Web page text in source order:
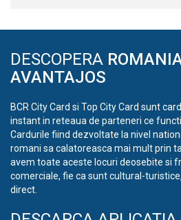
DESCOPERA
AVANTAJOS
BCR City Card si Top City Card sunt
instant in reteaua de parteneri ce
Cardurile fiind dezvoltate la nivel
romani sa calatoreasca mai mult prin
avem toate aceste locuri deosebite si
comerciale, fie ca sunt cultural-
direct.